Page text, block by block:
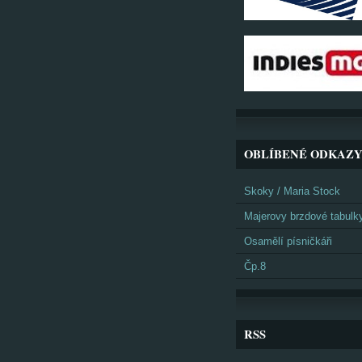
OBLÍBENÉ ODKAZY
Skoky / Maria Stock
Majerovy brzdové
Osamělí písničkáři
Čp.8
RSS